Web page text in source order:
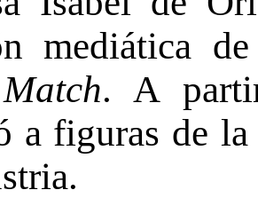
mediática
. A
a figuras de